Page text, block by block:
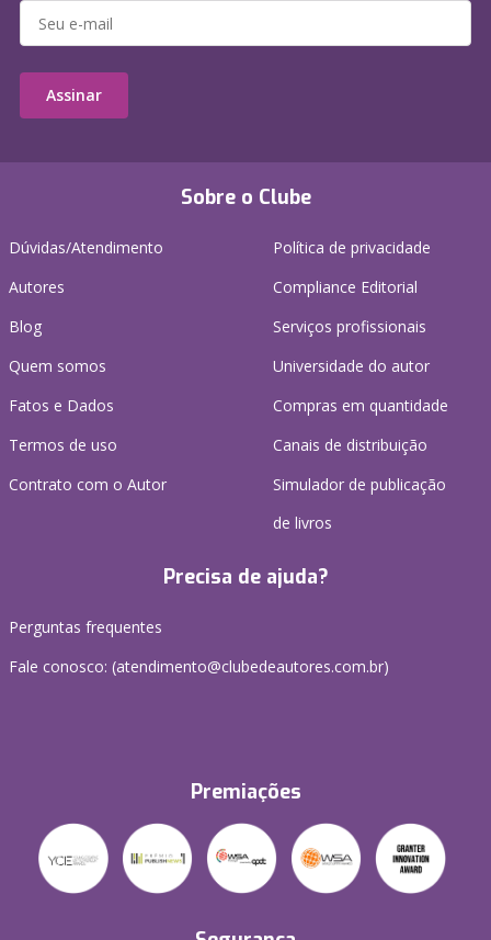
Sobre o Clube
Dúvidas/Atendimento
Autores
Blog
Quem somos
Fatos e Dados
Termos de uso
Contrato com o Autor
Política de privacidade
Compliance Editorial
Serviços profissionais
Universidade do autor
Compras em quantidade
Canais de distribuição
Simulador de publicação
de livros
Precisa de ajuda?
Perguntas frequentes
Fale conosco: (atendimento@clubedeautores.com.br)
Premiações
Assinar